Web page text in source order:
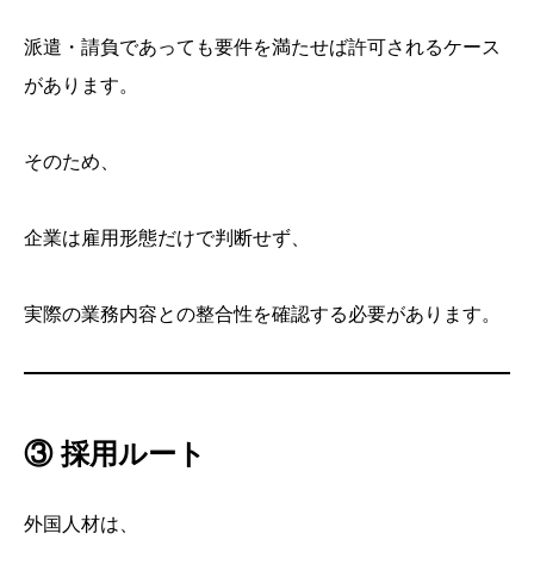
派遣・請負であっても要件を満たせば許可されるケース
があります。
そのため、
企業は雇用形態だけで判断せず、
実際の業務内容との整合性を確認する必要があります。
③ 採用ルート
外国人材は、